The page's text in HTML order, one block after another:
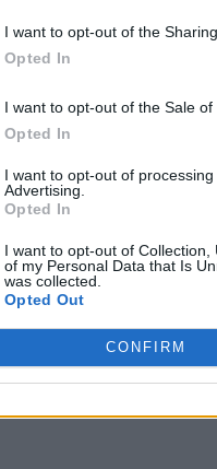
I want to opt-out of the
Opted In
I want to opt-out of the Sale of
Opted In
I want to opt-out of
Advertising.
Opted In
I want to opt-out of
of my Personal Data that Is
was collected.
Opted Out
CONFIRM